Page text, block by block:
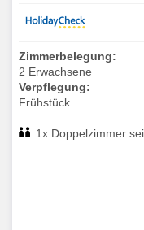
Zimmerbelegung:
2 Erwachsene
Verpflegung:
Frühstück
1x Doppelzimmer